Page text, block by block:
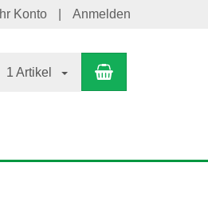
Ihr Konto Anmelden
1 Artikel Warenkorb